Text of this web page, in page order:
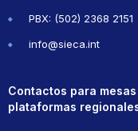
PBX: (502) 2368 2151
info@sieca.int
Contactos para
plataformas